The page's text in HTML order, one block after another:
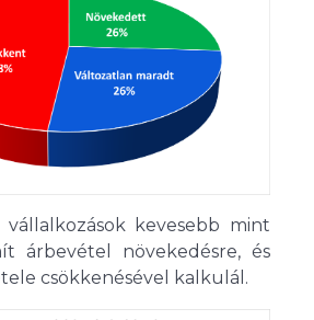
kevesebb mint
árbevétel növekedésre, és
csökkenésével kalkulál.